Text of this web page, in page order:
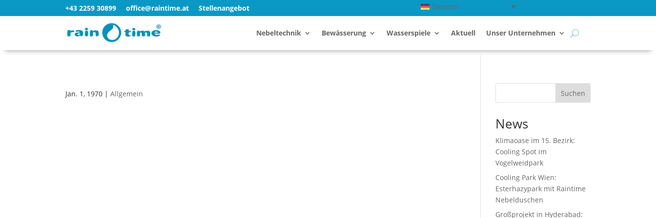
+43 2259 30899 office@raintime.at Stellenangebot Deutsch
Nebeltechnik Bewässerung Wasserspiele Aktuell Unser Unternehmen
Jan. 1, 1970 |Allgemein Suchen
News
Klimaoase im 15. Bezirk:
Cooling Spot im
Vogelweidpark
Cooling Park Wien:
Esterhazypark mit Raintime
Nebelduschen
Großprojekt in Hyderabad: